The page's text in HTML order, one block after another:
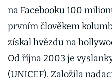
na Facebooku 100
prvním člověkem
získal hvězdu na
Od října 2003 je
(UNICEF). Založila